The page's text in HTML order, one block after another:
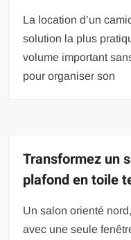
La location d’un
solution la plus
volume important
pour organiser son
Transformez un
plafond en toile
Un salon orienté
avec une seule